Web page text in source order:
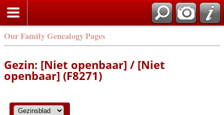
Our Family Genealogy Pages
Gezin: [Niet openbaar] / [Niet
openbaar] (F8271)